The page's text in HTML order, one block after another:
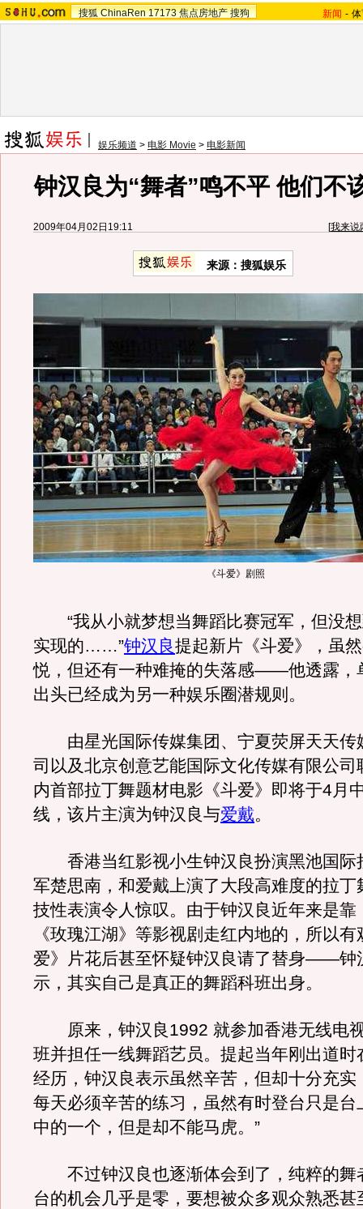
搜狐 ChinaRen 17173 焦点房地产 搜狗 新闻 -
娱乐频道 > 电影 Movie > 电影新闻
钟汉良为“舞者”鸣不平 他们不
2009年04月02日19:11 [我来说
来源：搜狐娱乐
《斗爱》剧照
“我从小就梦想当舞蹈比赛冠军，但没想
实现的……”钟汉良提起新片《斗爱》，虽
悦，但还有一种难掩的失落感——他透露，
出头已经成为另一种娱乐圈潜规则。
由星光国际传媒集团、宁夏荧屏天天传
司以及北京创意艺能国际文化传媒有限公司
内首部拉丁舞题材电影《斗爱》即将于4月
线，该片主演为钟汉良与爱戴。
香港当红影视小生钟汉良扮演黑池国际
军楚思南，和爱戴上演了大段高难度的拉丁
技性表演令人惊叹。由于钟汉良近年来是靠
《玫瑰江湖》等影视剧走红内地的，所以
爱》片花后甚至怀疑钟汉良请了替身——钟
示，其实自己是真正的舞蹈科班出身。
原来，钟汉良1992 就参加香港无线电
班并担任一线舞蹈艺员。提起当年刚出道时
经历，钟汉良表示虽然辛苦，但却十分充实
每天必须辛苦的练习，虽然有时登台只是台
中的一个，但是却不能马虎。”
不过钟汉良也逐渐体会到了，纯粹的舞
台的机会几乎是零，要想被众多观众熟悉甚